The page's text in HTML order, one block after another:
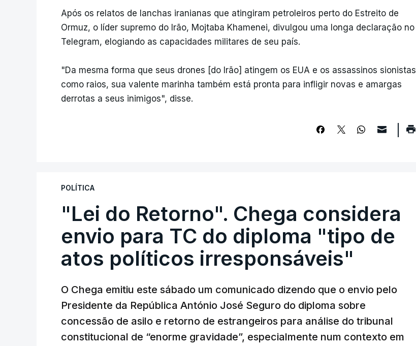
Após os relatos de lanchas iranianas que atingiram petroleiros perto do Estreito de
Ormuz, o líder supremo do Irão, Mojtaba Khamenei, divulgou uma longa declaração no
Telegram, elogiando as capacidades militares de seu país.
"Da mesma forma que seus drones [do Irão] atingem os EUA e os assassinos sionistas
como raios, sua valente marinha também está pronta para infligir novas e amargas
derrotas a seus inimigos", disse.
POLÍTICA
"Lei do Retorno". Chega considera
envio para TC do diploma "tipo de
atos políticos irresponsáveis"
O Chega emitiu este sábado um comunicado dizendo que o envio pelo
Presidente da República António José Seguro do diploma sobre
concessão de asilo e retorno de estrangeiros para análise do tribunal
constitucional de “enorme gravidade”, especialmente num contexto em